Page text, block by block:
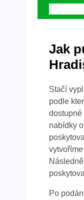
Jak
Stačí
podle
dostupné
nabídky
Po